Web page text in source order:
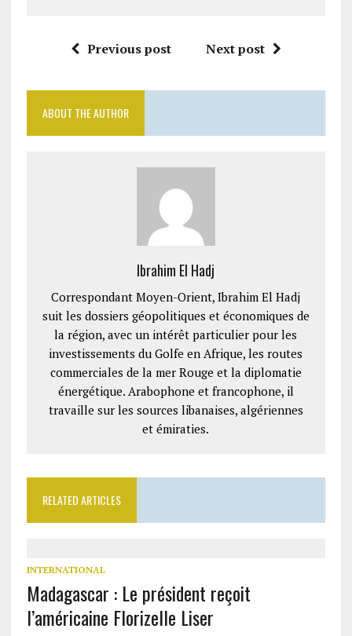
Previous post Next post
ABOUT THE AUTHOR
Ibrahim El Hadj
Correspondant Moyen-Orient, Ibrahim El Hadj
suit les dossiers géopolitiques et économiques de
la région, avec un intérêt particulier pour les
investissements du Golfe en Afrique, les routes
commerciales de la mer Rouge et la diplomatie
énergétique. Arabophone et francophone, il
travaille sur les sources libanaises, algériennes
et émiraties.
RELATED ARTICLES
INTERNATIONAL
Madagascar : Le président reçoit
l’américaine Florizelle Liser